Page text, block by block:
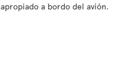
a bordo del avión.